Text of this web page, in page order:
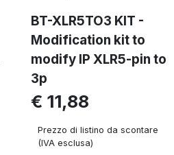
BT-XLR5TO3 KIT -
Modification kit to
modify IP XLR5-pin to
3p
€ 11,88
Prezzo di listino da scontare
(IVA esclusa)